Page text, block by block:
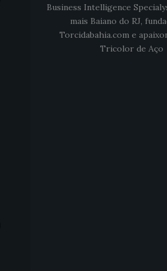
Business Intelligence
mais Baiano do RJ,
Torcidabahia.com e
Tricolor de Aço